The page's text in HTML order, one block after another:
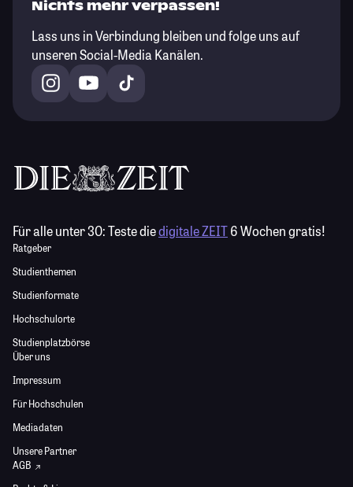
Nichts mehr verpassen!
Lass uns in Verbindung bleiben und folge uns auf
unseren Social-Media Kanälen.
Für alle unter 30:Teste diedigitale ZEIT6 Wochen gratis!
Ratgeber
Studienthemen
Studienformate
Hochschulorte
Studienplatzbörse
Über uns
Impressum
Für Hochschulen
Mediadaten
Unsere Partner
AGB